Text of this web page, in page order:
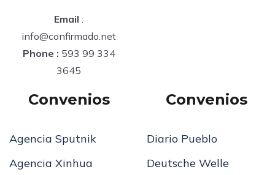
Email :
info@confirmado.net
Phone : 593 99 334
3645
Convenios
Agencia Sputnik
Agencia Xinhua
Convenios
Diario Pueblo
Deutsche Welle